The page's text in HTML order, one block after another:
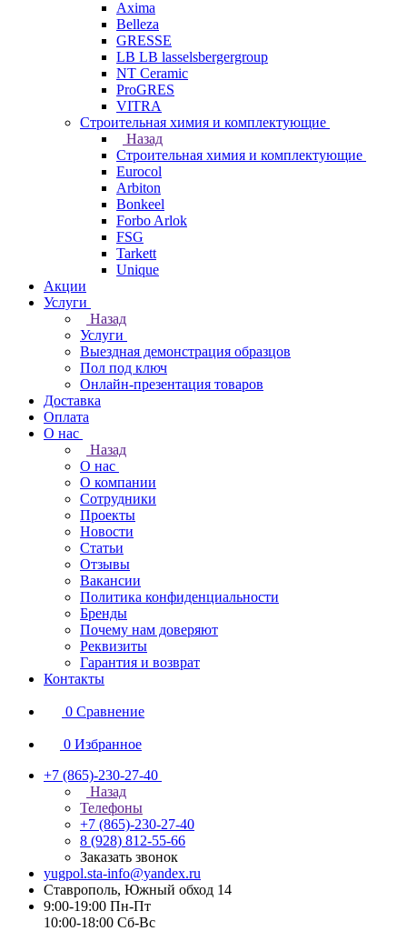
Axima
Belleza
GRESSE
LB LB lasselsbergergroup
NT Ceramic
ProGRES
VITRA
Строительная химия и комплектующие
Назад
Строительная химия и комплектующие
Eurocol
Arbiton
Bonkeel
Forbo Arlok
FSG
Tarkett
Unique
Акции
Услуги
Назад
Услуги
Выездная демонстрация образцов
Пол под ключ
Онлайн-презентация товаров
Доставка
Оплата
О нас
Назад
О нас
О компании
Сотрудники
Проекты
Новости
Статьи
Отзывы
Вакансии
Политика конфиденциальности
Бренды
Почему нам доверяют
Реквизиты
Гарантия и возврат
Контакты
0 Сравнение
0 Избранное
+7 (865)-230-27-40
Назад
Телефоны
+7 (865)-230-27-40
8 (928) 812-55-66
Заказать звонок
yugpol.sta-info@yandex.ru
Ставрополь, Южный обход 14
9:00-19:00 Пн-Пт
10:00-18:00 Cб-Вс